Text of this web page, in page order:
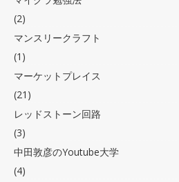
(2)
マンスリークラフト
(1)
マーケットプレイス
(21)
レッドストーン回路
(3)
中田敦彦のYoutube大学
(4)